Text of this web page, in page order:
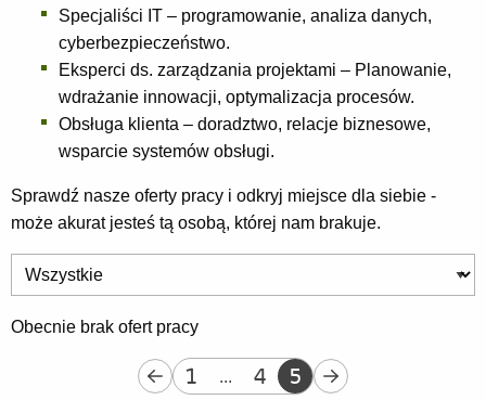
Specjaliści IT – programowanie, analiza danych,
cyberbezpieczeństwo.
Eksperci ds. zarządzania projektami – Planowanie,
wdrażanie innowacji, optymalizacja procesów.
Obsługa klienta – doradztwo, relacje biznesowe,
wsparcie systemów obsługi.
Sprawdź nasze oferty pracy i odkryj miejsce dla siebie -
może akurat jesteś tą osobą, której nam brakuje.
Obecnie brak ofert pracy
1 ... 4 5